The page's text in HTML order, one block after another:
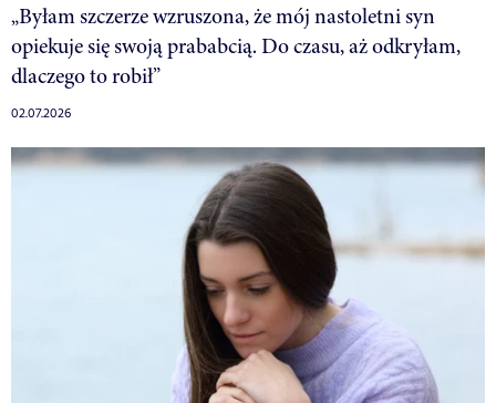
„Byłam szczerze wzruszona, że mój nastoletni syn
opiekuje się swoją prababcią. Do czasu, aż odkryłam,
dlaczego to robił”
02.07.2026